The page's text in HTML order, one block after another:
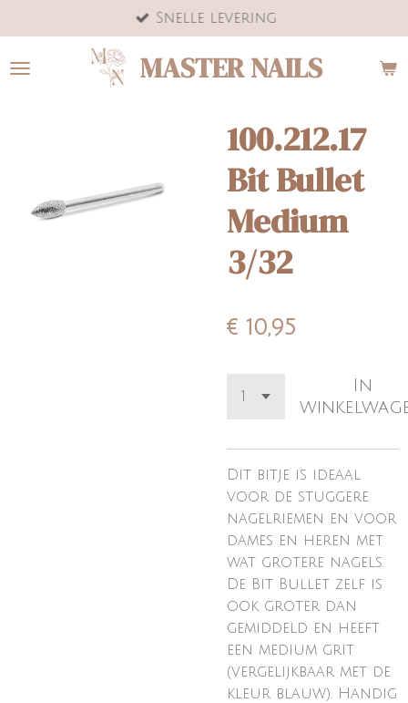
direct
naar
MASTER NAILS
Snelle levering
100.212.17
Bit Bullet
Medium
3/32
€ 10,95
In
Dit bitje is ideaal
voor de stuggere
nagelriemen en voor
dames en heren met
wat grotere nagels.
De Bit Bullet zelf is
ook groter dan
gemiddeld en heeft
een medium grit
(vergelijkbaar met de
kleur blauw). Handig